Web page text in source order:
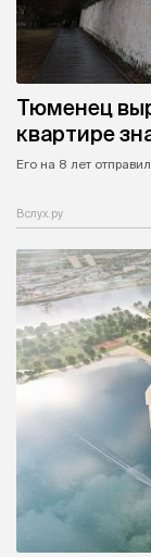
Тюменец
квартире
Его на 8 лет
Вслух.ру